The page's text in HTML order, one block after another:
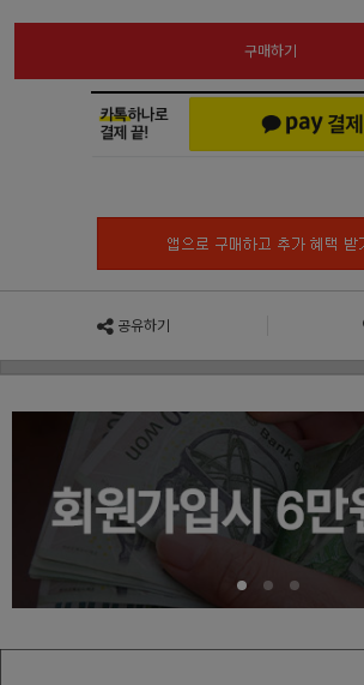
구매하기
공유하기